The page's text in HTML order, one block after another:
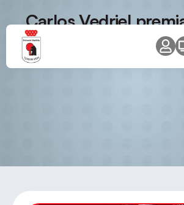
Carlos Vedriel
gala